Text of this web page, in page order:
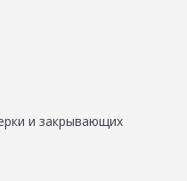
и закрывающих